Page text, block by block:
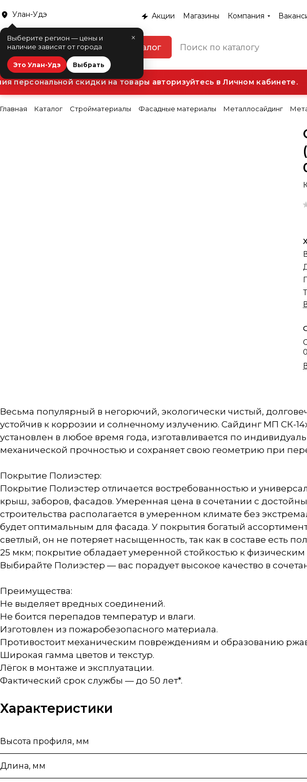
Улан-Удэ
×
Выберите регион — цены и
наличие зависят от города
Это Улан-Удэ Выбрать
Акции Магазины Компания
Каталог
персональной скидки на товары авторизуйтесь в Личном кабинете.
Главная Каталог Стройматериалы Фасадные материалы Металлосайдинг
Весьма популярный в негорючий, экологически чистый,
устойчив к коррозии и солнечному излучению. Сайдинг МП СК-
установлен в любое время года, изготавливается по
механической прочностью и сохраняет свою геометрию при
Покрытие Полиэстер:
Покрытие Полиэстер отличается востребованностью и
крыш, заборов, фасадов. Умеренная цена в сочетании с
строительства располагается в умеренном климате без
будет оптимальным для фасада. У покрытия богатый
светлый, он не потеряет насыщенность, так как в составе
25 мкм; покрытие обладает умеренной стойкостью к
Выбирайте Полиэстер — вас порадует высокое качество в
Преимущества:
Не выделяет вредных соединений.
Не боится перепадов температур и влаги.
Изготовлен из пожаробезопасного материала.
Противостоит механическим повреждениям и образованию
Широкая гамма цветов и текстур.
Лёгок в монтаже и эксплуатации.
Фактический срок службы — до 50 лет*.
Характеристики
Высота профиля, мм
Длина, мм